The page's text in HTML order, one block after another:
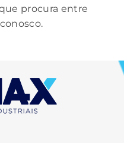
procura entre